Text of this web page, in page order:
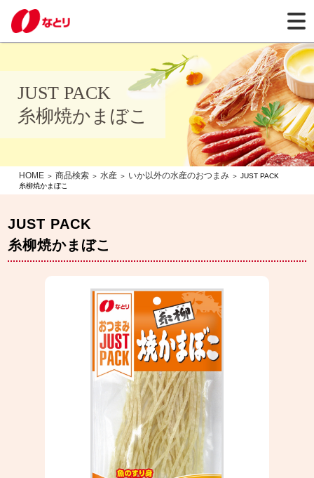
JUST PACK
糸柳焼かまぼこ
HOME ＞ 商品検索＞ 水産＞ いか以外の水産のおつまみ＞ JUST PACK
糸柳焼かまぼこ
JUST PACK
糸柳焼かまぼこ